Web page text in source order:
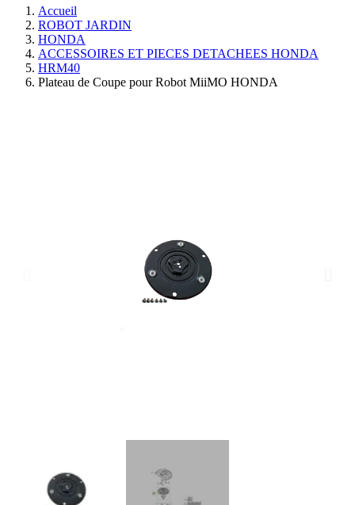
Accueil
ROBOT JARDIN
HONDA
ACCESSOIRES ET PIECES DETACHEES HONDA
HRM40
Plateau de Coupe pour Robot MiiMO HONDA